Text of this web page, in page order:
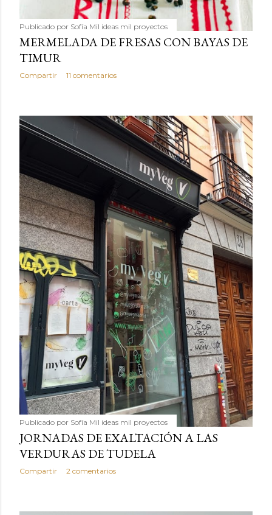
Publicado por Sofía Mil ideas mil proyectos
MERMELADA DE FRESAS CON BAYAS DE
TIMUR
Compartir 11 comentarios
Publicado por Sofía Mil ideas mil proyectos
JORNADAS DE EXALTACIÓN A LAS
VERDURAS DE TUDELA
Compartir 2 comentarios